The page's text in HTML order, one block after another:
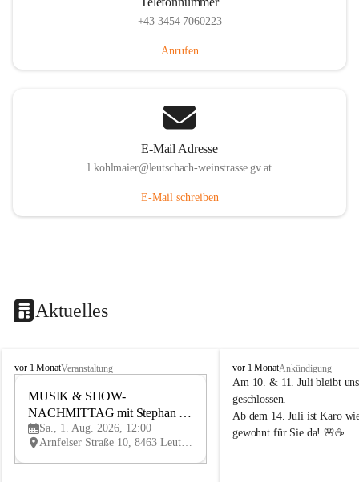
+43 3454 7060223
Anrufen
E-Mail Adresse
l.kohlmaier@leutschach-weinstrasse.gv.at
E-Mail schreiben
Aktuelles
K
vor 1 MonatVeranstaltung
AU
MUSIK & SHOW-
NACHMITTAG mit Stephan
Herzog
Sa., 1. Aug. 2026, 12:00
Arnfelser Straße 10, 8463 Leutschach an der Weinstraße, AUT
K
n
i
e
y
vor 1 MonatAnkündigung
Am 10. & 11. Juli bleibt
geschlossen.
Ab dem 14. Juli ist Karo
gewohnt für Sie da! 🌸☕